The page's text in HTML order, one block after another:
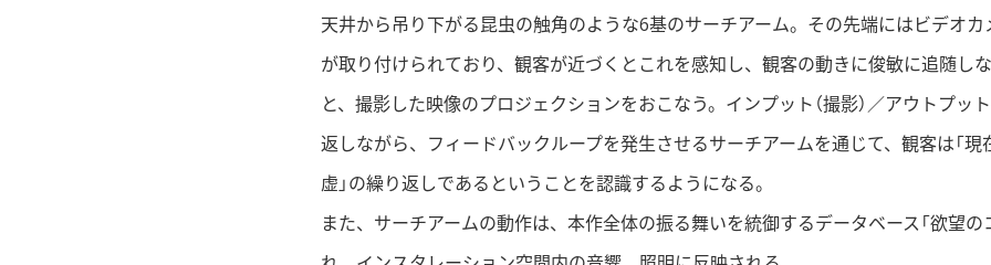
天井から吊り下がる昆虫の触角のような6基のサーチアーム。その先端にはビデオ
が取り付けられており、観客が近づくとこれを感知し、観客の動きに俊敏に追随し
と、撮影した映像のプロジェクションをおこなう。インプット（撮影）／アウトプット
返しながら、フィードバックループを発生させるサーチアームを通じて、観客は「現
虚」の繰り返しであるということを認識するようになる。
また、サーチアームの動作は、本作全体の振る舞いを統御するデータベース「欲望の